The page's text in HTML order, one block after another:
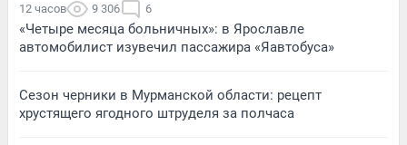
12 часов 9 306 6
«Четыре месяца больничных»: в Ярославле
автомобилист изувечил пассажира «Яавтобуса»
Сезон черники в Мурманской области: рецепт
хрустящего ягодного штруделя за полчаса